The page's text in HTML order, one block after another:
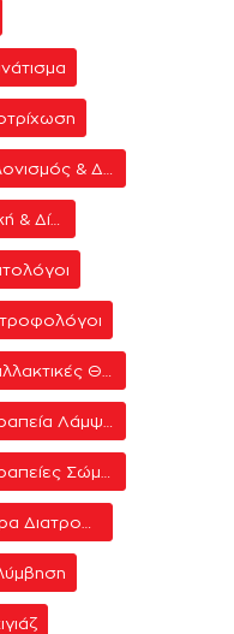
Γυμναστική & Δίαιτα